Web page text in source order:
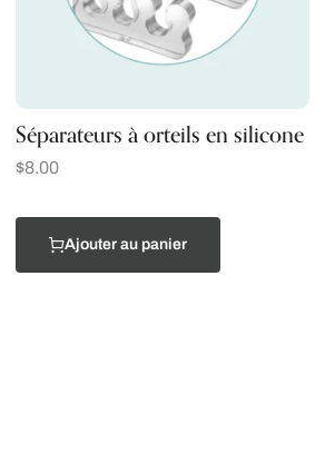
Séparateurs à orteils en silicone
$8.00
Ajouter au panier